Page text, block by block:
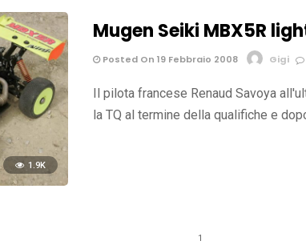
1.9K
Mugen Seiki MBX5R
Posted On 19 Febbraio 2008 Gigi
Il pilota francese Renaud Savoya
la TQ al termine della qualifiche e
1